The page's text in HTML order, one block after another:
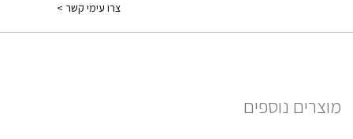
1) משלוח עד הבית: בתוספת תשלום של 30 ₪ ולוקח עד 7 ימים ממועד
אישור ההזמנה.
צרו עימי קשר >
מוצרים נוספים